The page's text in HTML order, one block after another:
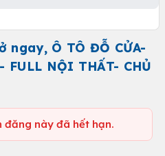
ngay, Ô TÔ ĐỖ CỬA-
NỘI THẤT- CHỦ
đăng này đã hết hạn.